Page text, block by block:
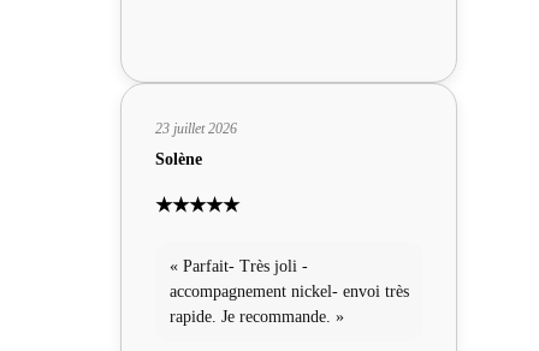
23 juillet 2026
Solène
★★★★★
« Parfait- Très joli -
accompagnement nickel- envoi très
rapide. Je recommande. »